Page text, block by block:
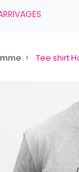
Tee shirt